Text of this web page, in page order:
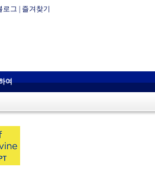
로그 즐겨찾기
여